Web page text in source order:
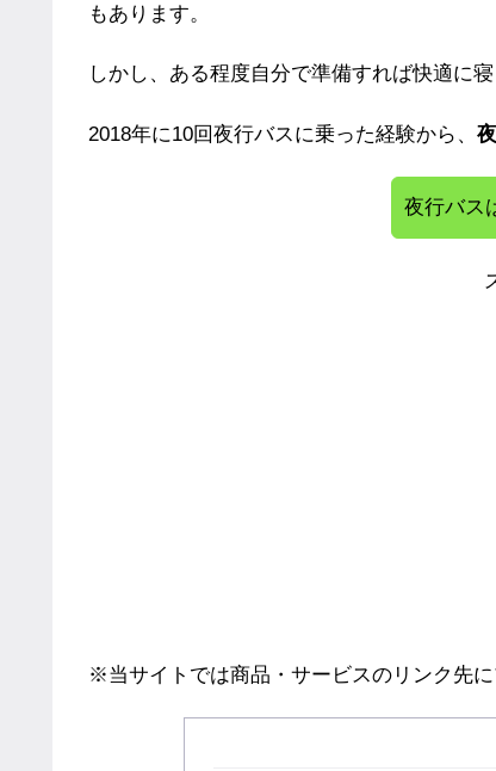
もあります。
しかし、ある程度自分で準備すれば快適に
2018年に10回夜行バスに乗った経験から、
夜行バス
※当サイトでは商品・サービスのリンク先に